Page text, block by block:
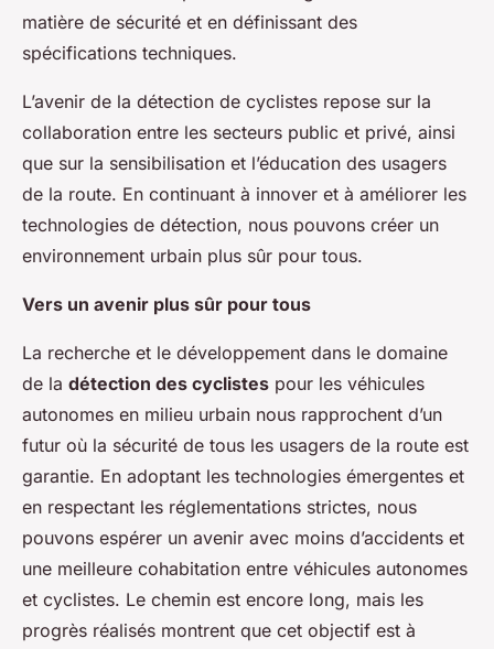
matière de sécurité et en définissant des
spécifications techniques.
L’avenir de la détection de cyclistes repose sur la
collaboration entre les secteurs public et privé, ainsi
que sur la sensibilisation et l’éducation des usagers
de la route. En continuant à innover et à améliorer les
technologies de détection, nous pouvons créer un
environnement urbain plus sûr pour tous.
Vers un avenir plus sûr pour tous
La recherche et le développement dans le domaine
de la détection des cyclistes pour les véhicules
autonomes en milieu urbain nous rapprochent d’un
futur où la sécurité de tous les usagers de la route est
garantie. En adoptant les technologies émergentes et
en respectant les réglementations strictes, nous
pouvons espérer un avenir avec moins d’accidents et
une meilleure cohabitation entre véhicules autonomes
et cyclistes. Le chemin est encore long, mais les
progrès réalisés montrent que cet objectif est à